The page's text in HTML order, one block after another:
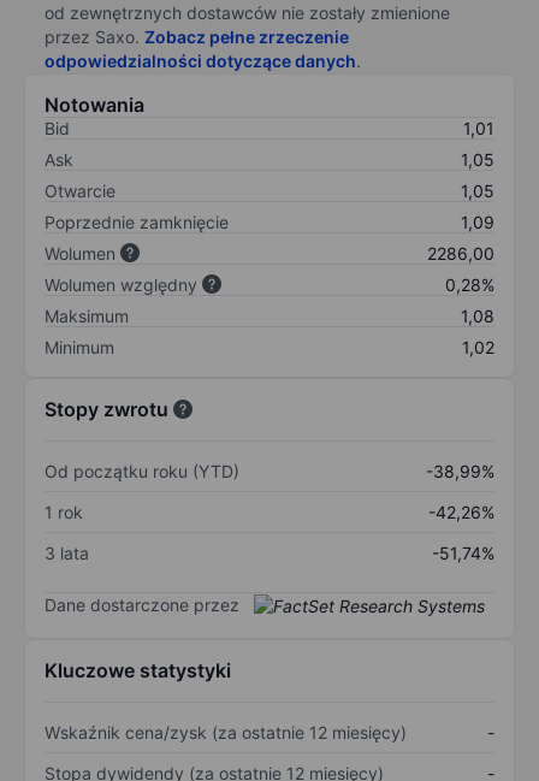
od zewnętrznych dostawców nie zostały zmienione
przez Saxo. Zobacz pełne zrzeczenie
odpowiedzialności dotyczące danych.
Notowania
Bid
1,01
Ask
1,05
Otwarcie
1,05
Poprzednie zamknięcie
1,09
Wolumen
2286,00
Wolumen względny
0,28%
Maksimum
1,08
Minimum
1,02
Stopy zwrotu
Od początku roku (YTD)
-38,99%
1 rok
-42,26%
3 lata
-51,74%
Dane dostarczone przez
Kluczowe statystyki
Wskaźnik cena/zysk (za ostatnie 12 miesięcy)
-
Stopa dywidendy (za ostatnie 12 miesięcy)
-